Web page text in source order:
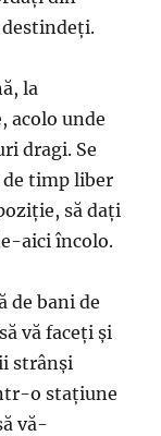
destindeţi.
la
acolo unde
dragi. Se
de timp liber
să daţi
aici încolo.
de bani de
vă faceţi şi
strânşi
o staţiune
vă-